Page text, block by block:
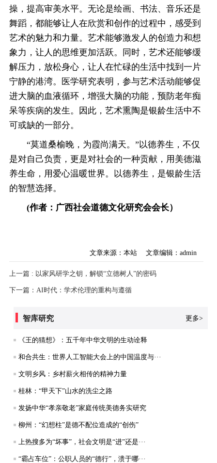
操，提高审美水平。无论是绘画、书法、音乐还是
舞蹈，都能够让人在欣赏和创作的过程中，感受到
艺术的魅力和力量。艺术能够激发人的创造力和想
象力，让人的思维更加活跃。同时，艺术还能够缓
解压力，放松身心，让人在忙碌的生活中找到一片
宁静的港湾。医学研究表明，参与艺术活动能够促
进大脑的血液循环，增强大脑的功能，预防老年痴
呆等疾病的发生。因此，艺术熏陶是银龄生活中不
可或缺的一部分。
“莫道桑榆晚，为霞尚满天。”以德养生，不仅
是对自己负责，更是对社会的一种贡献，用美德滋
养生命，用爱心温暖世界。以德养生，是银龄生活
的智慧选择。
(作者：广西社会道德文化研究会会长）
文章来源：本站 文章编辑：admin
上一篇 : 以家风研学之钥，解锁“立德树人”的密码
下一篇：AI时代：学术伦理的重构与遵循
智库研究 更多>
《王的猜想》：五千年中华文明的生动诠释
和合共生：世界人工智能大会上的中国温度与···
文明乡风：乡村薪火相传的精神力量
桂林：“甲天下”山水的洗尘之路
发扬中华“孝亲敬老”家庭传统美德务实研究
柳州：“幻想柱”是德不配位造成的“创伤”
上热搜多为“坏事”，社会文明是“进”还是···
“霸占车位”：公职人员的“德行”，溃于哪···